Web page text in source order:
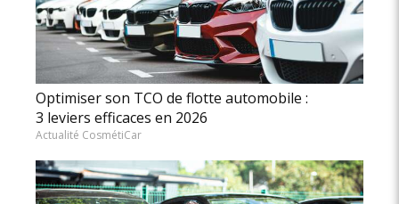
Optimiser son TCO de flotte automobile :
3 leviers efficaces en 2026
Actualité CosmétiCar